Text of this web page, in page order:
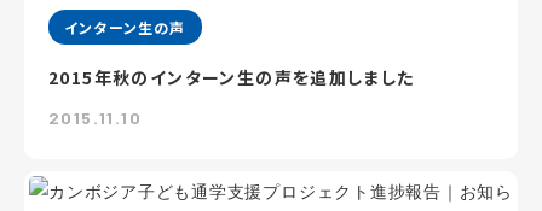
インターン生の声
2015年秋のインターン生の声を追加しました
2015.11.10